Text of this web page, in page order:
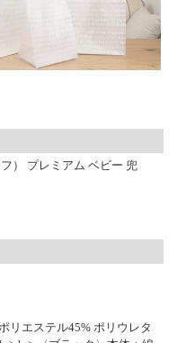
） プレミアム ベビー 兜
リエステル45% ポリウレタ